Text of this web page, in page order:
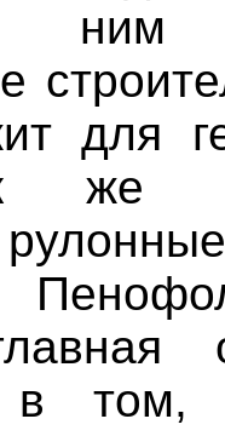
для
же
в